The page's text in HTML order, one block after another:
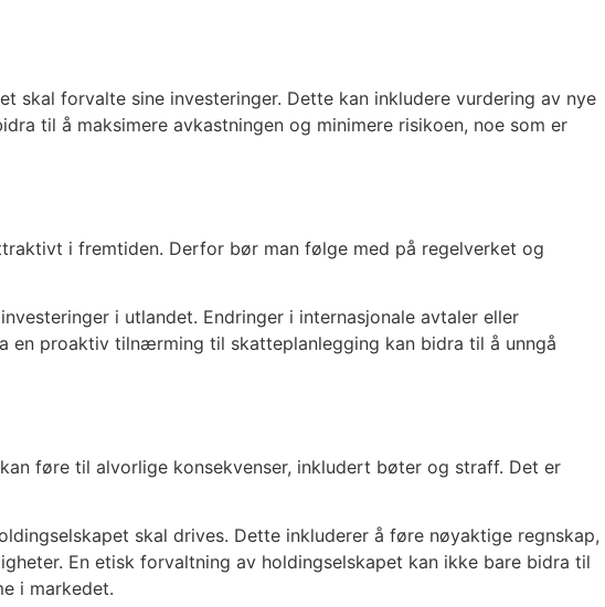
forvalte sine investeringer. Dette kan inkludere vurdering av nye
til å maksimere avkastningen og minimere risikoen, noe som er
i fremtiden. Derfor bør man følge med på regelverket og
i utlandet. Endringer i internasjonale avtaler eller
en proaktiv tilnærming til skatteplanlegging kan bidra til å unngå
føre til alvorlige konsekvenser, inkludert bøter og straff. Det er
skal drives. Dette inkluderer å føre nøyaktige regnskap,
En etisk forvaltning av holdingselskapet kan ikke bare bidra til
i markedet.